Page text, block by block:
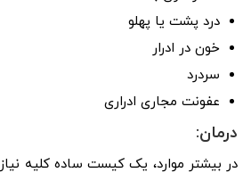
درد پشت یا پهلو
خون در ادرار
سردرد
عفونت مجاری ادراری
درمان:
در بیشتر موارد، یک کیست ساده کلیه